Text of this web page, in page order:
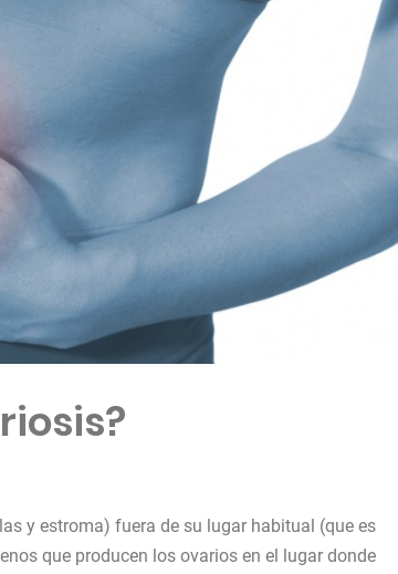
y estroma) fuera de su lugar habitual (que es
que producen los ovarios en el lugar donde